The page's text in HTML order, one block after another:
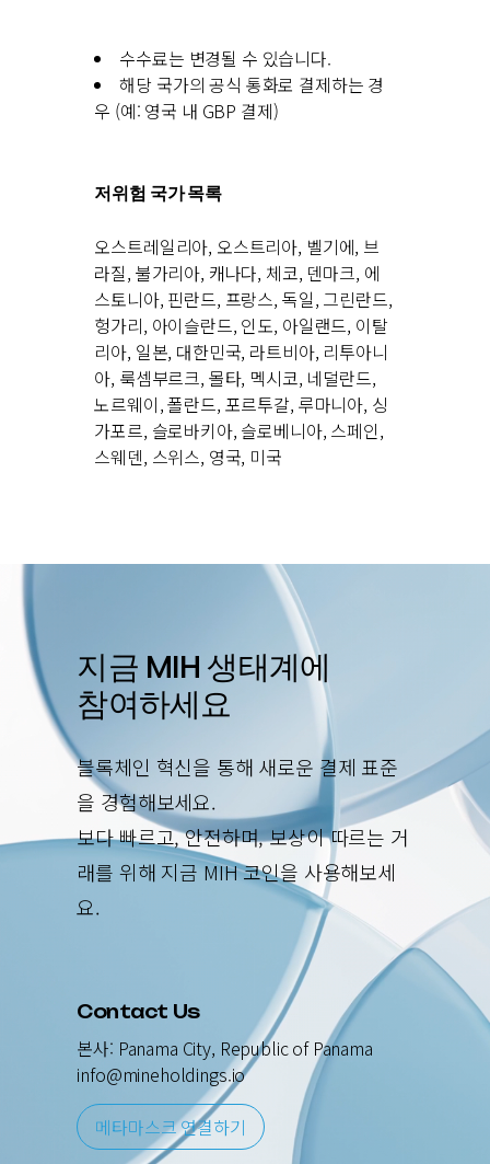
수수료는 변경될 수 있습니다.
해당 국가의 공식 통화로 결제하는 경
우 (예: 영국 내 GBP 결제)
저위험 국가 목록
오스트레일리아, 오스트리아, 벨기에, 브
라질, 불가리아, 캐나다, 체코, 덴마크, 에
스토니아, 핀란드, 프랑스, 독일, 그린란드,
헝가리, 아이슬란드, 인도, 아일랜드, 이탈
리아, 일본, 대한민국, 라트비아, 리투아니
아, 룩셈부르크, 몰타, 멕시코, 네덜란드,
노르웨이, 폴란드, 포르투갈, 루마니아, 싱
가포르, 슬로바키아, 슬로베니아, 스페인,
스웨덴, 스위스, 영국, 미국
지금 MIH 생태계에
참여하세요
블록체인 혁신을 통해 새로운 결제 표준
을 경험해보세요.
보다 빠르고, 안전하며, 보상이 따르는 거
래를 위해 지금 MIH 코인을 사용해보세
요.
Contact Us
본사: Panama City, Republic of Panama
info@mineholdings.io
메타마스크연결하기